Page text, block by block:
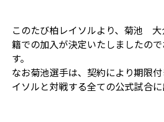
このたび柏レイソルより、菊池 大
籍での加入が決定いたしましたの
す。
なお菊池選手は、契約により期限
イソルと対戦する全ての公式試合に